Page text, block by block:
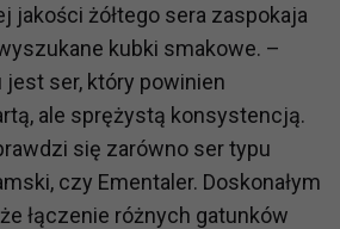
jakości żółtego sera zaspokaja
kubki smakowe. –
ser, który powinien
ale sprężystą konsystencją.
się zarówno ser typu
czy Ementaler. Doskonałym
łączenie różnych gatunków